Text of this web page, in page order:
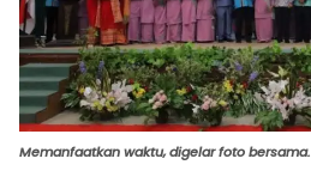
Memanfaatkan waktu, digelar foto bersama.